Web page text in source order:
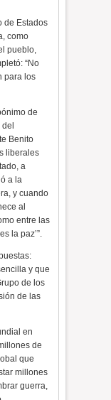
de Estados
como
pueblo,
“No
para los
de
Benito
liberales
a
a la
y cuando
al
entre las
la paz’”.
y que
de los
de las
en
de
que
millones
guerra,